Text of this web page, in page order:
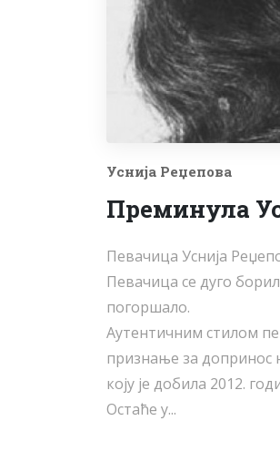
Уснија Реџепова
Преминула
Певачица Уснија
Певачица се дуго
погоршало.
Аутентичним стилом
признање за допринос
коју је добила 2012.
Остаће у...